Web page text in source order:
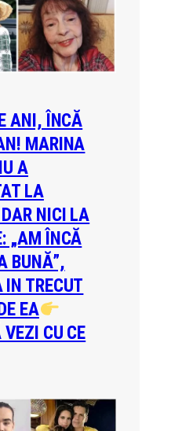
ANI, ÎNCĂ
MARINA
A
LA
NICI LA
„AM ÎNCĂ
BUNĂ”,
IN TRECUT
EA
CU CE